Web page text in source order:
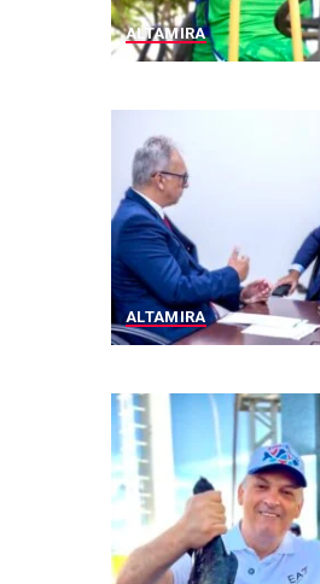
ALTAMIRA
ALTAMIRA